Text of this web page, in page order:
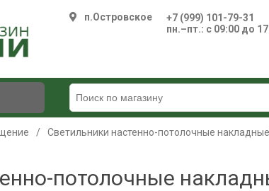
п.Островское
+7 (999) 101-79-31
пн.–пт.: с 09:00 до
/ Светильники настенно-потолочные
потолочные